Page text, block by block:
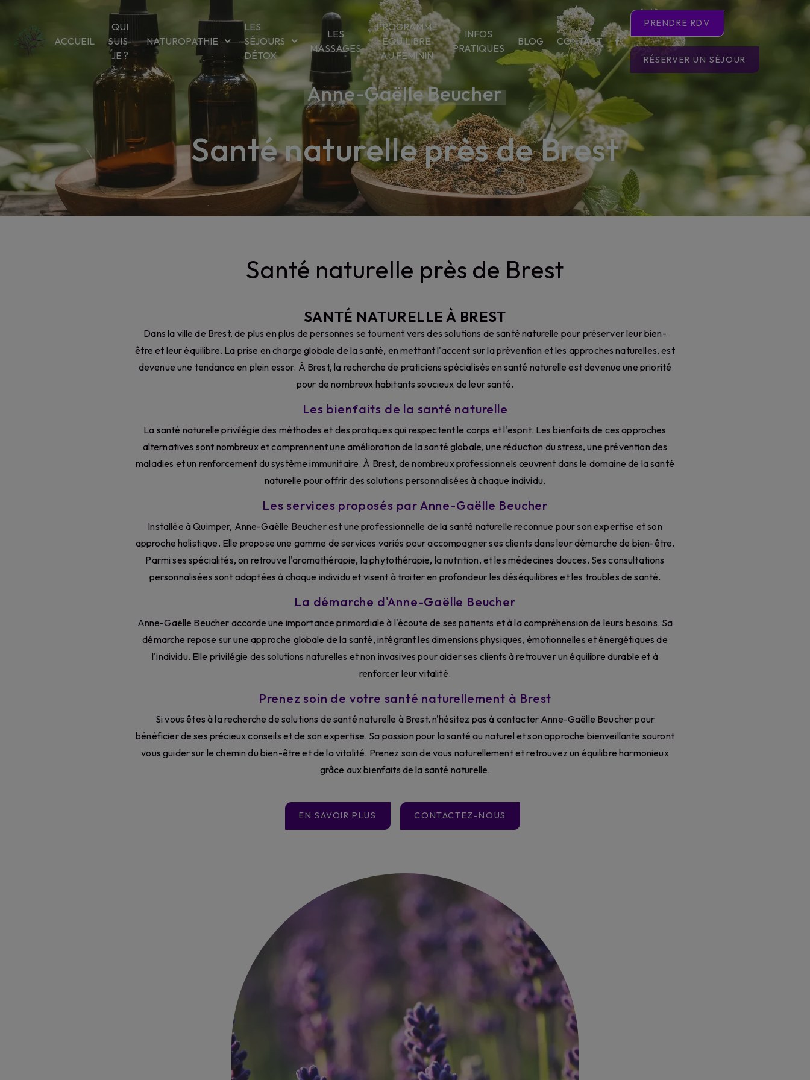
ACCUEIL
QUI
SUIS-
JE ?
NATUROPATHIE
LES
SÉJOURS
DÉTOX
LES
MASSAGES
PROGRAMME
ÉQUILIBRE
AU FÉMININ
INFOS
PRATIQUES
BLOG CONTACT
PRENDRE RDV
RÉSERVER UN SÉJOUR
Anne-Gaëlle Beucher
Santé naturelle près de Brest
Santé naturelle près de Brest
SANTÉ NATURELLE À BREST
Dans la ville de Brest, de plus en plus de personnes se tournent vers des solutions de santé naturelle pour préserver leur bien-
être et leur équilibre. La prise en charge globale de la santé, en mettant l'accent sur la prévention et les approches naturelles, est
devenue une tendance en plein essor. À Brest, la recherche de praticiens spécialisés en santé naturelle est devenue une priorité
pour de nombreux habitants soucieux de leur santé.
Les bienfaits de la santé naturelle
La santé naturelle privilégie des méthodes et des pratiques qui respectent le corps et l'esprit. Les bienfaits de ces approches
alternatives sont nombreux et comprennent une amélioration de la santé globale, une réduction du stress, une prévention des
maladies et un renforcement du système immunitaire. À Brest, de nombreux professionnels œuvrent dans le domaine de la santé
naturelle pour offrir des solutions personnalisées à chaque individu.
Les services proposés par Anne-Gaëlle Beucher
Installée à Quimper, Anne-Gaëlle Beucher est une professionnelle de la santé naturelle reconnue pour son expertise et son
approche holistique. Elle propose une gamme de services variés pour accompagner ses clients dans leur démarche de bien-être.
Parmi ses spécialités, on retrouve l'aromathérapie, la phytothérapie, la nutrition, et les médecines douces. Ses consultations
personnalisées sont adaptées à chaque individu et visent à traiter en profondeur les déséquilibres et les troubles de santé.
La démarche d'Anne-Gaëlle Beucher
Anne-Gaëlle Beucher accorde une importance primordiale à l'écoute de ses patients et à la compréhension de leurs besoins. Sa
démarche repose sur une approche globale de la santé, intégrant les dimensions physiques, émotionnelles et énergétiques de
l'individu. Elle privilégie des solutions naturelles et non invasives pour aider ses clients à retrouver un équilibre durable et à
renforcer leur vitalité.
Prenez soin de votre santé naturellement à Brest
Si vous êtes à la recherche de solutions de santé naturelle à Brest, n'hésitez pas à contacter Anne-Gaëlle Beucher pour
bénéficier de ses précieux conseils et de son expertise. Sa passion pour la santé au naturel et son approche bienveillante sauront
vous guider sur le chemin du bien-être et de la vitalité. Prenez soin de vous naturellement et retrouvez un équilibre harmonieux
grâce aux bienfaits de la santé naturelle.
EN SAVOIR PLUS CONTACTEZ-NOUS
Panneau de gestion des cookies